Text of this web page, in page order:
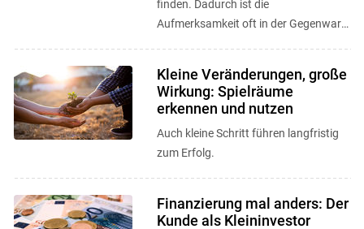
finden. Dadurch ist die
Aufmerksamkeit oft in der Gegenwart
Kleine Veränderungen, große
Wirkung: Spielräume
erkennen und nutzen
Auch kleine Schritt führen langfristig
zum Erfolg.
Finanzierung mal anders: Der
Kunde als Kleininvestor